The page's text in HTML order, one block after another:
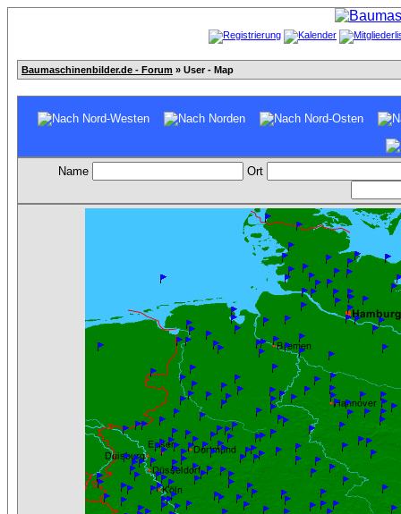
Baumaschinenbilder.de - Forum » User - Map
Name Ort